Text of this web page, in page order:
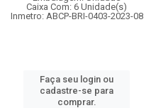
Caixa Com: 6 Unidade(s)
Inmetro: ABCP-BRI-0403-2023-08
Faça seu login ou
cadastre-se para
comprar.